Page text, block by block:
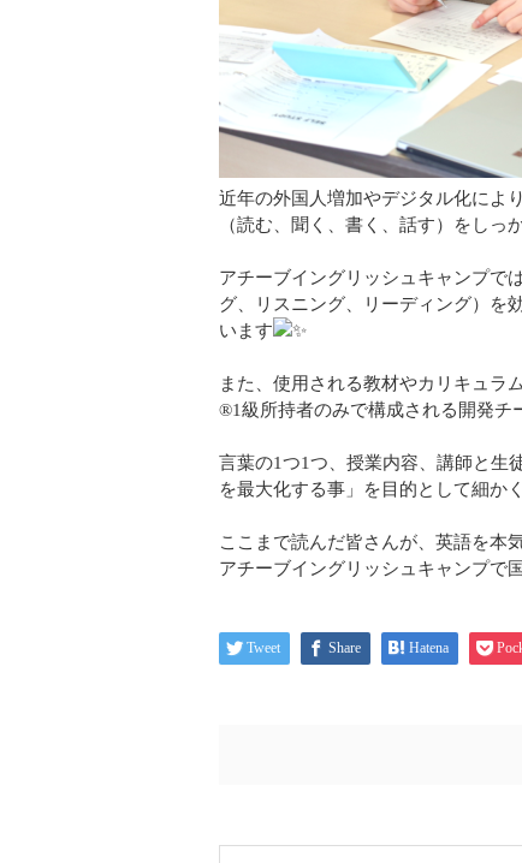
近年の外国人増加やデジタル化によ
（読む、聞く、書く、話す）をしっ
アチーブイングリッシュキャンプで
グ、リスニング、リーディング）を
います
また、使用される教材やカリキュラ
®1級所持者のみで構成される開発チ
言葉の1つ1つ、授業内容、講師と生
を最大化する事」を目的として細か
ここまで読んだ皆さんが、英語を本
アチーブイングリッシュキャンプで
Tweet Share Hatena